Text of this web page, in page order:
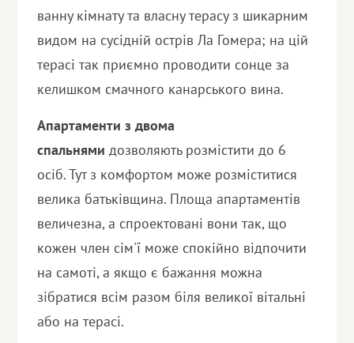
ванну кімнату та власну терасу з шикарним
видом на сусідній острів Ла Гомера; на цій
терасі так приємно проводити сонце за
келишком смачного канарського вина.
Апартаменти з двома
спальнями дозволяють розмістити до 6
осіб. Тут з комфортом може розміститися
велика батьківщина. Площа апартаментів
величезна, а спроектовані вони так, що
кожен член сім'ї може спокійно відпочити
на самоті, а якщо є бажання можна
зібратися всім разом біля великої вітальні
або на терасі.